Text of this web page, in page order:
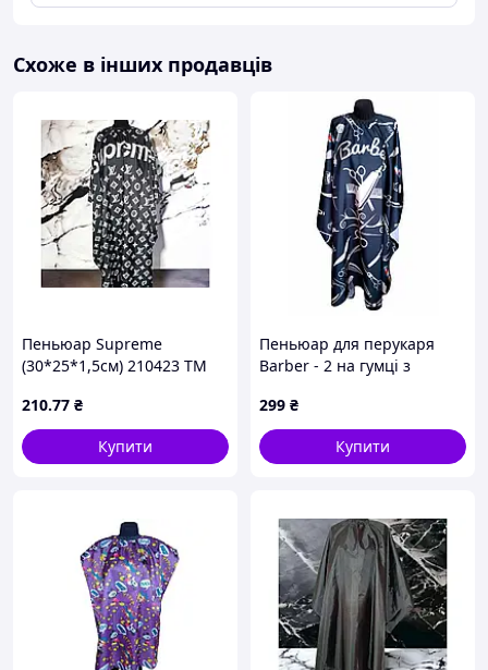
Схоже в інших продавців
Пеньюар Supreme
(30*25*1,5см) 210423 ТМ
210.77 ₴
Купити
Пеньюар для перукаря
Barber - 2 на гумці з
водовідштовхувальний,
160×145 см
299 ₴
Купити